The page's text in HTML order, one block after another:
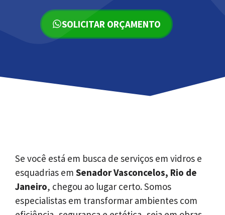
SOLICITAR ORÇAMENTO
Se você está em busca de serviços em vidros e
esquadrias em Senador Vasconcelos, Rio de
Janeiro, chegou ao lugar certo. Somos
especialistas em transformar ambientes com